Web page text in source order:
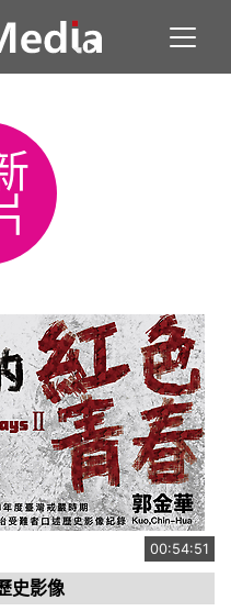
00:54:51
史影像